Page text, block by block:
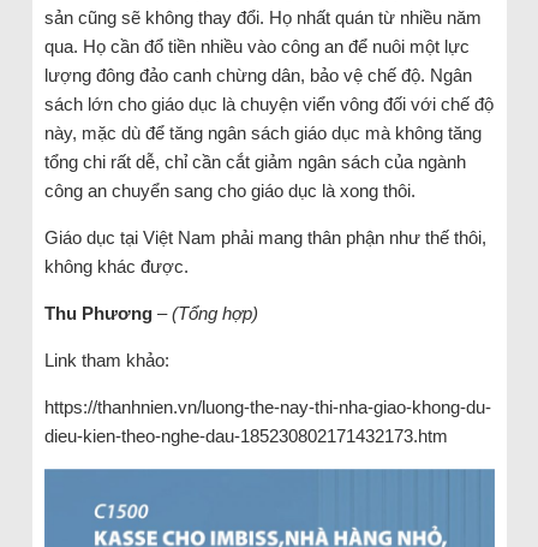
sản cũng sẽ không thay đổi. Họ nhất quán từ nhiều năm
qua. Họ cần đổ tiền nhiều vào công an để nuôi một lực
lượng đông đảo canh chừng dân, bảo vệ chế độ. Ngân
sách lớn cho giáo dục là chuyện viển vông đối với chế độ
này, mặc dù để tăng ngân sách giáo dục mà không tăng
tổng chi rất dễ, chỉ cần cắt giảm ngân sách của ngành
công an chuyển sang cho giáo dục là xong thôi.
Giáo dục tại Việt Nam phải mang thân phận như thế thôi,
không khác được.
Thu Phương–(Tổng hợp)
Link tham khảo:
https://thanhnien.vn/luong-the-nay-thi-nha-giao-khong-du-
dieu-kien-theo-nghe-dau-185230802171432173.htm